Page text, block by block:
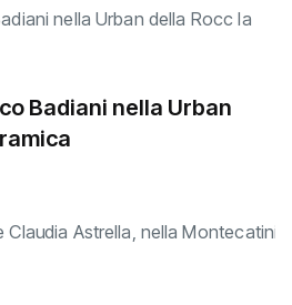
Badiani nella Urban